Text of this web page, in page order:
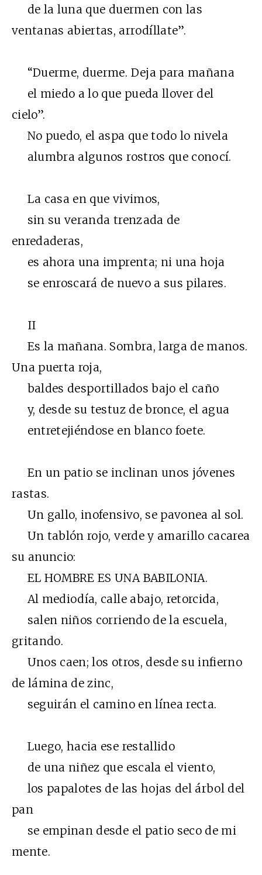
de la luna que duermen con las
ventanas abiertas, arrodíllate”.
“Duerme, duerme. Deja para mañana
el miedo a lo que pueda llover del
cielo”.
No puedo, el aspa que todo lo nivela
alumbra algunos rostros que conocí.
La casa en que vivimos,
sin su veranda trenzada de
enredaderas,
es ahora una imprenta; ni una hoja
se enroscará de nuevo a sus pilares.
II
Es la mañana. Sombra, larga de manos.
Una puerta roja,
baldes desportillados bajo el caño
y, desde su testuz de bronce, el agua
entretejiéndose en blanco foete.
En un patio se inclinan unos jóvenes
rastas.
Un gallo, inofensivo, se pavonea al sol.
Un tablón rojo, verde y amarillo cacarea
su anuncio:
EL HOMBRE ES UNA BABILONIA.
Al mediodía, calle abajo, retorcida,
salen niños corriendo de la escuela,
gritando.
Unos caen; los otros, desde su infierno
de lámina de zinc,
seguirán el camino en línea recta.
Luego, hacia ese restallido
de una niñez que escala el viento,
los papalotes de las hojas del árbol del
pan
se empinan desde el patio seco de mi
mente.